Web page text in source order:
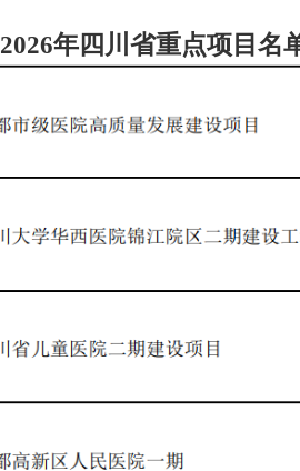
2026年四川省重点项目名